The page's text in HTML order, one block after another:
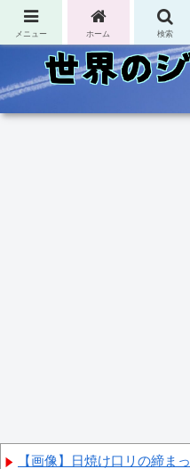
コンテンツへスキップ
【画像】日焼け口リの締まっ
メニュー ホーム 検索